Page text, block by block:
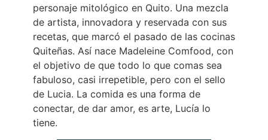
personaje mitológico en Quito. Una mezcla
de artista, innovadora y reservada con sus
recetas, que marcó el pasado de las cocinas
Quiteñas. Así nace Madeleine Comfood, con
el objetivo de que todo lo que comas sea
fabuloso, casi irrepetible, pero con el sello
de Lucia. La comida es una forma de
conectar, de dar amor, es arte, Lucía lo
tiene.